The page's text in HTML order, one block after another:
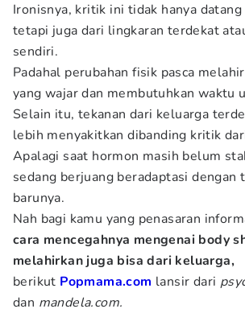
Ironisnya, kritik ini tidak hanya
tetapi juga dari lingkaran terdekat
sendiri.
Padahal perubahan fisik pasca
yang wajar dan membutuhkan waktu
Selain itu, tekanan dari keluarga
lebih menyakitkan dibanding kritik
Apalagi saat hormon masih belum
sedang berjuang beradaptasi dengan
barunya.
Nah bagi kamu yang penasaran
cara mencegahnya mengenai body
melahirkan juga bisa dari keluarga,
berikut Popmama.com lansir dari
dan mandela.com.